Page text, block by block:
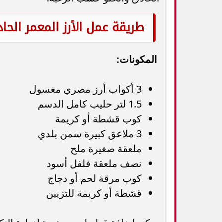
طريقة عمل الأرز المعمر
المكونات:
3 أكواب أرز مصري مغسول
1.5 لتر حليب كامل الدسم
كوب قشطة أو كريمة
3 ملاعق كبيرة سمن بلدي
ملعقة صغيرة ملح
نصف ملعقة فلفل أسود
كوب مرقة لحم أو دجاج
قشطة أو كريمة للتزيين